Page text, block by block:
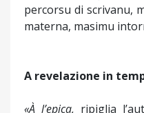
percorsu di scrivanu,
materna, masimu
A revelazione in
«À l’epica, ripiglia